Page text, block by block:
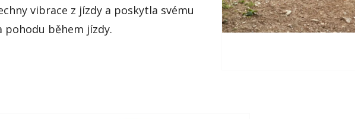
vibrace z jízdy a poskytla svému
pohodu během jízdy.